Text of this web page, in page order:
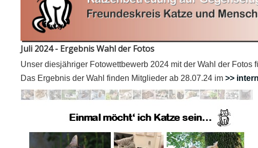
Juli 2024 - Ergebnis Wahl der Fotos
Unser diesjähriger Fotowettbewerb 2024 mit der Wahl der Fotos
Das Ergebnis der Wahl finden Mitglieder ab 28.07.24 im >>